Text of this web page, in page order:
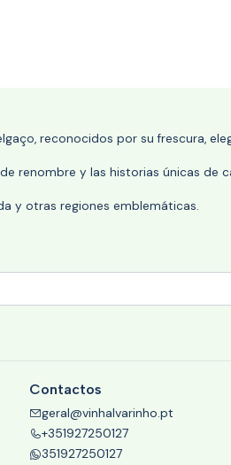
reconocidos por su frescura,
renombre y las historias únicas de
y otras regiones emblemáticas.
Contactos
geral@vinhalvarinho.pt
+351927250127
351927250127